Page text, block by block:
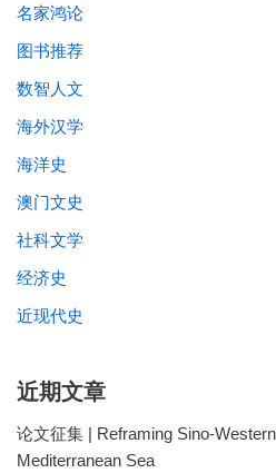
名家鸿论
图书推荐
数智人文
海外汉学
海洋史
澳门文史
社科文学
经济史
近现代史
近期文章
论文征集 | Reframing Sino-
Mediterranean Sea